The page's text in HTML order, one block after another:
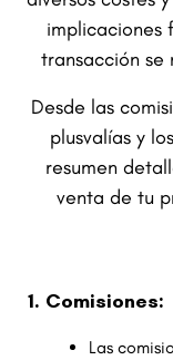
implicaciones
transacción se
Desde las
plusvalías y
resumen
venta de tu
1. Comisiones:
Las